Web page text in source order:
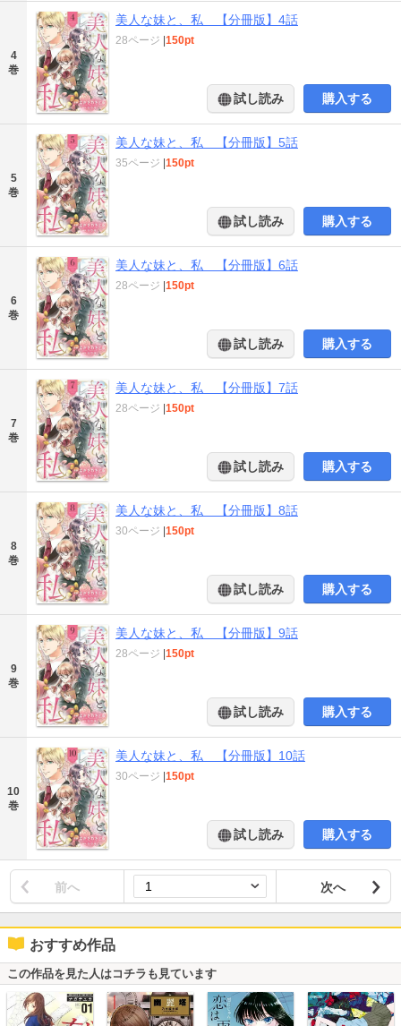
4
巻
美人な妹と、私 【分冊版】4話
28ページ |150pt
試し読み 購入する
5
巻
美人な妹と、私 【分冊版】5話
35ページ |150pt
試し読み 購入する
6
巻
美人な妹と、私 【分冊版】6話
28ページ |150pt
試し読み 購入する
7
巻
美人な妹と、私 【分冊版】7話
28ページ |150pt
試し読み 購入する
8
巻
美人な妹と、私 【分冊版】8話
30ページ |150pt
試し読み 購入する
9
巻
美人な妹と、私 【分冊版】9話
28ページ |150pt
試し読み 購入する
10
巻
美人な妹と、私 【分冊版】10話
30ページ |150pt
試し読み 購入する
前へ 次へ
おすすめ作品
この作品を見た人はコチラも見ています